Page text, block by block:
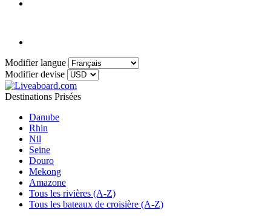
Modifier langue
Modifier devise
Destinations Prisées
Danube
Rhin
Nil
Seine
Douro
Mekong
Amazone
Tous les rivières (A-Z)
Tous les bateaux de croisière (A-Z)